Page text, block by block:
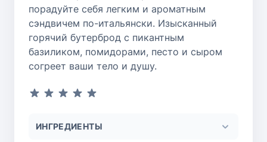
порадуйте себя легким и ароматным
сэндвичем по-итальянски. Изысканный
горячий бутерброд с пикантным
базиликом, помидорами, песто и сыром
согреет ваши тело и душу.
ИНГРЕДИЕНТЫ